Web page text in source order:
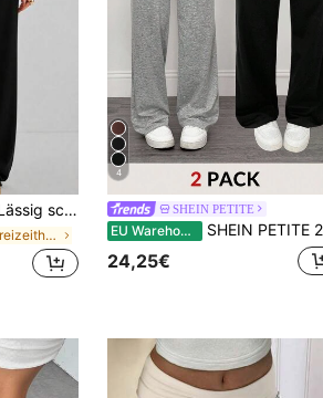
Stoffhose mit Tunnelzug, mittellang, dehnbar
in Taste Freizeithose
4
SHEIN PETITE
EU Warehouse SHEIN PETITE 2 Stück Damen Lässig Hohe Taille Umgeschlagene Weite Bein Gerade Hose, Geeignet für Sommer, Herbst, Zierliche Frauen
24,25€